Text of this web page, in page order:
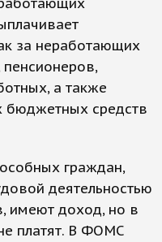
за неработающих
пенсионеров,
а также
бюджетных средств
граждан,
деятельностью
имеют доход, но в
платят. В ФОМС